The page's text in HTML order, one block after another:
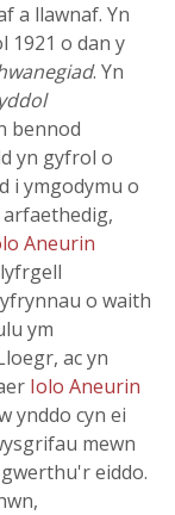
a llawnaf. Yn
1921 o dan y
. Yn
bennod
yn gyfrol o
i ymgodymu o
Aneurin
o waith
ym
ac yn
Iolo Aneurin
ynddo cyn ei
mewn
eiddo.